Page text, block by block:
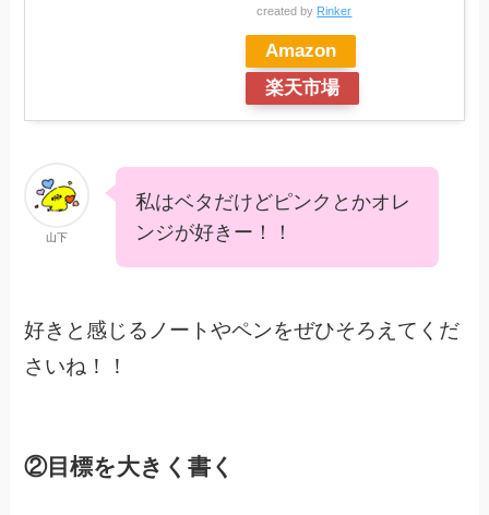
created by Rinker
Amazon
楽天市場
山下
私はベタだけどピンクとかオレ
ンジが好きー！！
好きと感じるノートやペンをぜひそろえてくだ
さいね！！
②目標を大きく書く